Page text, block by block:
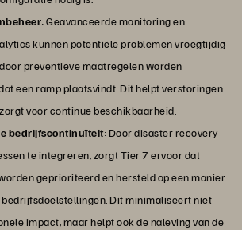
: Geavanceerde monitoring en
kunnen potentiële problemen vroegtijdig
preventieve maatregelen worden
een ramp plaatsvindt. Dit helpt verstoringen
voor continue beschikbaarheid.
bedrijfscontinuïteit: Door disaster recovery
te integreren, zorgt Tier 7 ervoor dat
geprioriteerd en hersteld op een manier
bedrijfsdoelstellingen. Dit minimaliseert niet
impact, maar helpt ook de naleving van de